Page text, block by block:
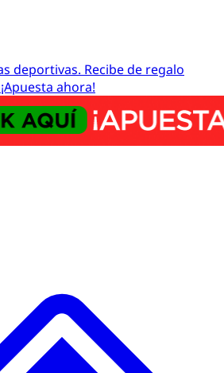
deportivas. Recibe de regalo
ahora!